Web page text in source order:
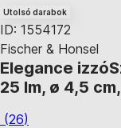
Utolsó darabok
ID: 1554172
Fischer & Honsel
Elegance izzó
25 lm, ø 4,5 cm
(26)